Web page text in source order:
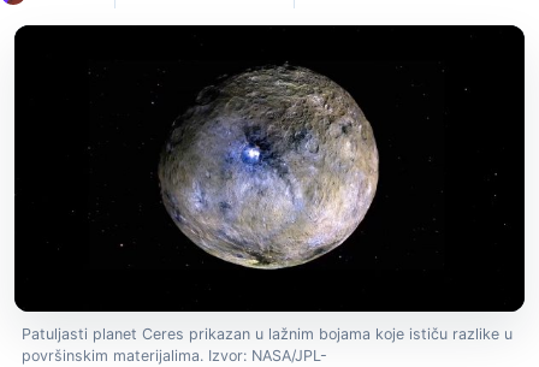
Patuljasti planet Ceres prikazan u lažnim bojama koje ističu razlike u
površinskim materijalima. Izvor: NASA/JPL-